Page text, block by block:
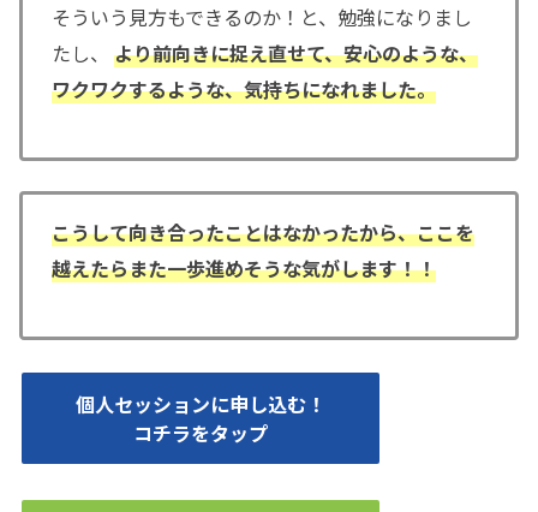
そういう見方もできるのか！と、勉強になりまし
たし、 より前向きに捉え直せて、安心のような、
ワクワクするような、気持ちになれました。
こうして向き合ったことはなかったから、ここを
越えたらまた一歩進めそうな気がします！！
個人セッションに申し込む！
コチラをタップ